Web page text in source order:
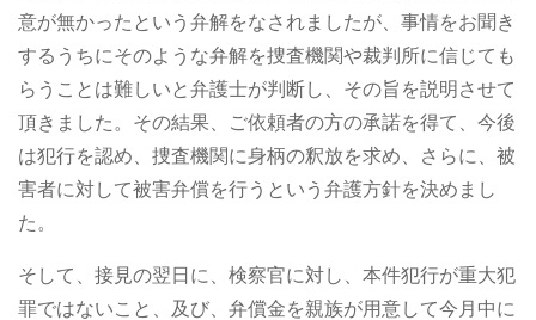
意が無かったという弁解をなされましたが、事情をお聞き
するうちにそのような弁解を捜査機関や裁判所に信じても
らうことは難しいと弁護士が判断し、その旨を説明させて
頂きました。その結果、ご依頼者の方の承諾を得て、今後
は犯行を認め、捜査機関に身柄の釈放を求め、さらに、被
害者に対して被害弁償を行うという弁護方針を決めまし
た。
そして、接見の翌日に、検察官に対し、本件犯行が重大犯
罪ではないこと、及び、弁償金を親族が用意して今月中に